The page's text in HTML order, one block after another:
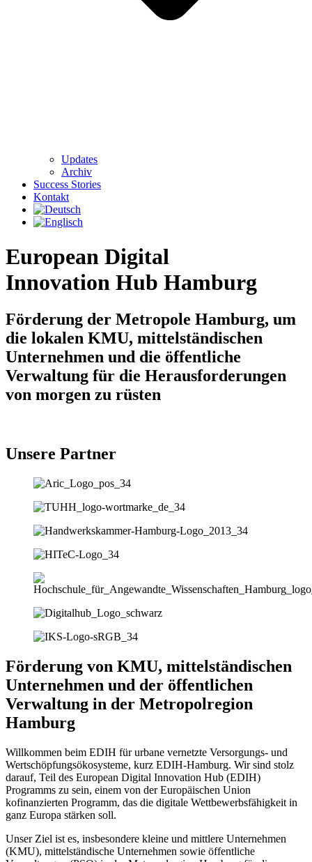
Updates
Archiv
Success Stories
Kontakt
European Digital
Innovation Hub Hamburg
Förderung der Metropole Hamburg, um
die lokalen KMU, mittelständischen
Unternehmen und die öffentliche
Verwaltung für die Herausforderungen
von morgen zu rüsten
Unsere Partner
Förderung von KMU, mittelständischen
Unternehmen und der öffentlichen
Verwaltung in der Metropolregion
Hamburg
Willkommen beim EDIH für urbane vernetzte Versorgungs- und
Wertschöpfungsökosysteme, kurz EDIH-Hamburg. Wir sind stolz
darauf, Teil des European Digital Innovation Hub (EDIH)
Programms zu sein, einem von der Europäischen Union
kofinanzierten Programm, das die digitale Wettbewerbsfähigkeit in
ganz Europa stärken soll.
Unser Ziel ist es, insbesondere kleine und mittlere Unternehmen
(KMU), mittelständische Unternehmen sowie öffentliche